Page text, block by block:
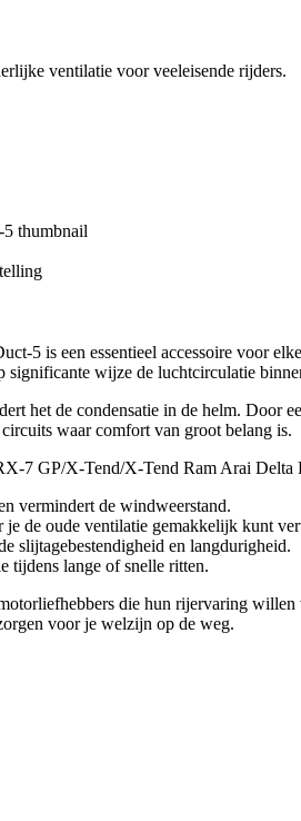
ventilatie voor veeleisende rijders.
5 is een essentieel accessoire voor
wijze de luchtcirculatie
het de condensatie in de helm.
waar comfort van groot belang is.
7 GP/X-Tend/X-Tend Ram Arai Delta
vermindert de windweerstand.
de oude ventilatie gemakkelijk kunt
slijtagebestendigheid en langdurigheid.
tijdens lange of snelle ritten.
die hun rijervaring
voor je welzijn op de weg.